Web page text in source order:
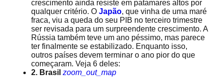
crescimento ainda resiste em patamares altos por
qualquer critério. O Japão, que vinha de uma maré
fraca, viu a queda do seu PIB no terceiro trimestre
ser revisada para um surpreendente crescimento. A
Rússia também teve um ano péssimo, mas parece
ter finalmente se estabilizado. Enquanto isso,
outros países devem terminar o ano pior do que
começaram. Veja 6 deles:
2. Brasil zoom_out_map